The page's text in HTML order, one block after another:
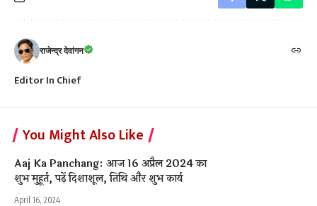
राजेन्द्र देवांगन
Editor In Chief
You Might Also Like
Aaj Ka Panchang: आज 16 अप्रैल 2024 का
शुभ मुहूर्त, पढ़ें दिशाशूल, तिथि और शुभ कार्य
April 16, 2024